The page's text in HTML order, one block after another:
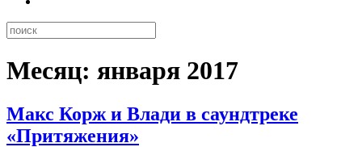
Месяц: января 2017
Макс Корж и Влади в саундтреке
«Притяжения»